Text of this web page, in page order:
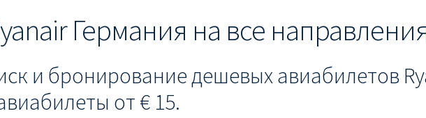
Германия на все
и бронирование дешевых авиабилетов
от € 15.